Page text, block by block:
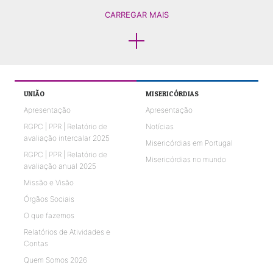
CARREGAR MAIS
UNIÃO
Apresentação
RGPC | PPR | Relatório de
avaliação intercalar 2025
RGPC | PPR | Relatório de
avaliação anual 2025
Missão e Visão
Órgãos Sociais
O que fazemos
Relatórios de Atividades e
Contas
Quem Somos 2026
MISERICÓRDIAS
Apresentação
Notícias
Misericórdias em Portugal
Misericórdias no mundo